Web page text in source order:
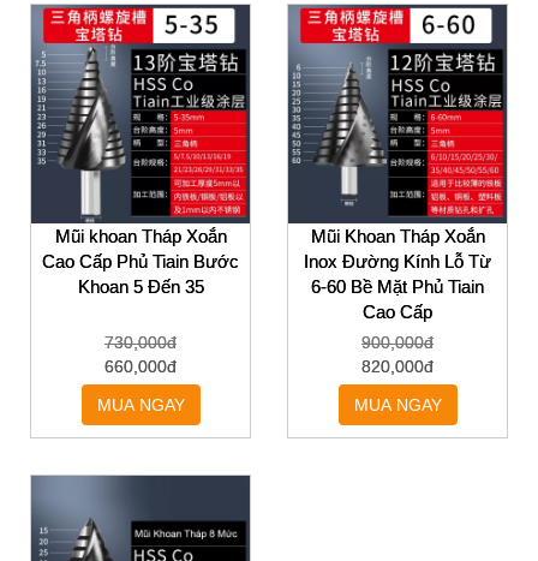
Mũi khoan Tháp Xoắn
Cao Cấp Phủ Tiain Bước
Khoan 5 Đến 35
730,000đ
660,000đ
MUA NGAY
Mũi Khoan Tháp Xoắn
Inox Đường Kính Lỗ Từ
6-60 Bề Mặt Phủ Tiain
Cao Cấp
900,000đ
820,000đ
MUA NGAY